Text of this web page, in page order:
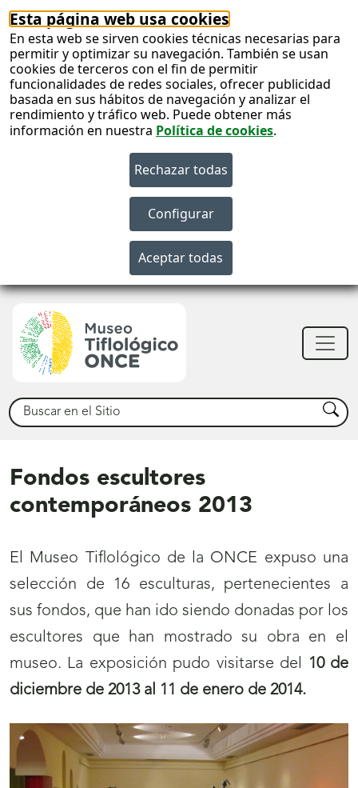
Esta página web usa cookies
En esta web se sirven cookies técnicas necesarias para
permitir y optimizar su navegación. También se usan
cookies de terceros con el fin de permitir
funcionalidades de redes sociales, ofrecer publicidad
basada en sus hábitos de navegación y analizar el
rendimiento y tráfico web. Puede obtener más
información en nuestra Política de cookies.
Buscar Buscar
Fondos escultores
contemporáneos 2013
El Museo Tiflológico de la ONCE expuso una
selección de 16 esculturas, pertenecientes a
sus fondos, que han ido siendo donadas por los
escultores que han mostrado su obra en el
museo. La exposición pudo visitarse del 10 de
diciembre de 2013 al 11 de enero de 2014.